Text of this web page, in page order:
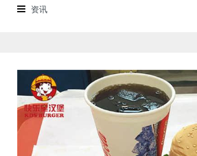
小编带大家一起了解小肥羊火锅加盟的费用情况
资讯